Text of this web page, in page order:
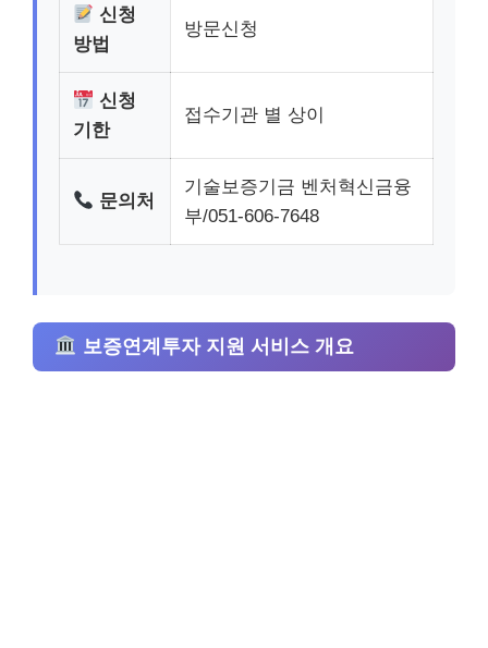
신청
방법
방문신청
신청
기한
접수기관 별 상이
문의처
기술보증기금 벤처혁신금융
부/051-606-7648
보증연계투자 지원 서비스 개요